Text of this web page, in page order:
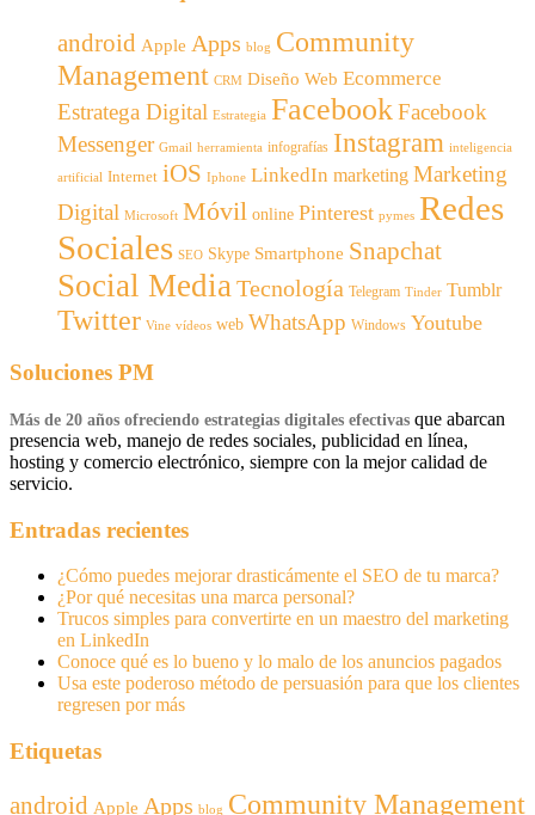
android Apple Apps blog Community
Management CRM Diseño Web Ecommerce
Estratega Digital Estrategia FacebookFacebook
Messenger Gmail herramienta infografías Instagram inteligencia
artificial Internet iOS Iphone LinkedIn marketing Marketing
Digital Microsoft Móvil online Pinterest pymes Redes
Sociales SEO Skype Smartphone Snapchat
Social MediaTecnología Telegram Tinder Tumblr
Twitter Vine vídeos web WhatsApp Windows Youtube
Soluciones PM
Más de 20 años ofreciendo estrategias digitales efectivas que abarcan
presencia web, manejo de redes sociales, publicidad en línea,
hosting y comercio electrónico, siempre con la mejor calidad de
servicio.
Entradas recientes
¿Cómo puedes mejorar drasticámente el SEO de tu marca?
¿Por qué necesitas una marca personal?
Trucos simples para convertirte en un maestro del marketing
en LinkedIn
Conoce qué es lo bueno y lo malo de los anuncios pagados
Usa este poderoso método de persuasión para que los clientes
regresen por más
Etiquetas
android Apple Apps blog Community Management